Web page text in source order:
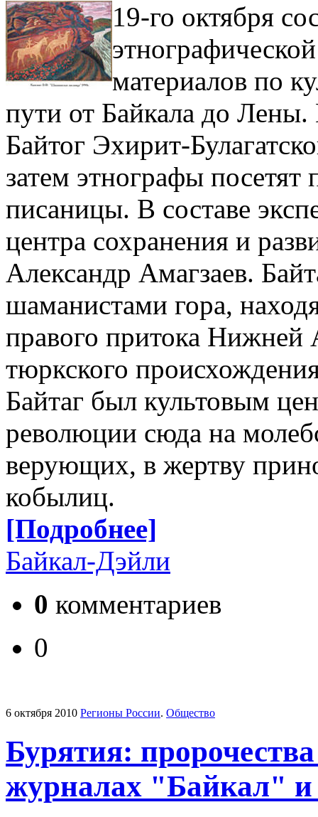
19-го октября
материалов по
пути от Байкала до Лены.
Байтог Эхирит-
затем этнографы
писаницы. В составе
центра сохранения и
Александр Амагзаев.
шаманистами гора,
правого притока Нижней
тюркского
Байтаг был культовым
революции сюда на
верующих, в жертву
кобылиц.
[Подробнее]
Байкал-Дэйли
0 комментариев
0
6 октября 2010 Регионы России. Общество
Бурятия:
журналах "Байкал"